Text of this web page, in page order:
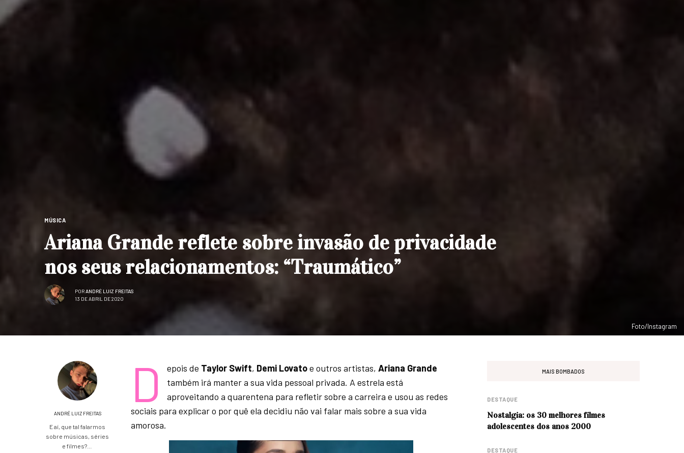
MÚSICA
Ariana Grande reflete sobre invasão de privacidade
nos seus relacionamentos: “Traumático”
PORANDRÉ LUIZ FREITAS
13 DE ABRIL DE 2020
Foto/Instagram
ANDRÉ LUIZ FREITAS
E aí, que tal falarmos
sobre músicas, séries
e filmes?…
D epois de Taylor Swift, Demi Lovatoe outros artistas, Ariana Grande
também irá manter a sua vida pessoal privada. A estrela está
aproveitando a quarentena para refletir sobre a carreira e usou as redes
sociais para explicar o por quê ela decidiu não vai falar mais sobre a sua vida
amorosa.
MAIS BOMBADOS
DESTAQUE
Nostalgia: os 30 melhores filmes
adolescentes dos anos 2000
DESTAQUE